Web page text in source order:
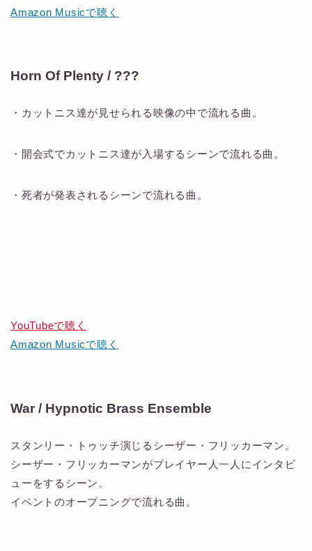
Amazon Musicで聴く
Horn Of Plenty / ???
・カットニス達が見せられる映像の中で流れる曲。
・開会式でカットニス達が入場するシーンで流れる曲。
・死者が発表されるシーンで流れる曲。
YouTubeで聴く
Amazon Musicで聴く
War / Hypnotic Brass Ensemble
スタンリー・トゥッチ演じるシーザー・フリッカーマン。
シーザー・フリッカーマンがプレイヤー人一人にインタビ
ューをするシーン。
イベントのオープニングで流れる曲。